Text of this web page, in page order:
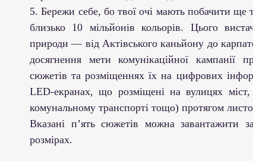
5. Бережи себе, бо твої очі мають побачити ще
близько 10 мільйонів кольорів. Цього
природи — від Актівського каньйону до
досягнення мети комунікаційної
сюжетів та розміщеннях їх на цифрових
LED-екранах, що розміщені на вулицях
комунальному транспорті тощо) протягом
Вказані п’ять сюжетів можна завантажити
розмірах.